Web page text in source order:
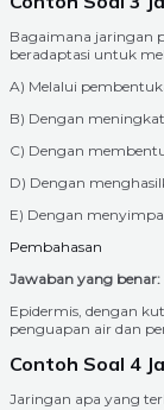
Bagaimana jaringan
beradaptasi untuk
A) Melalui
B) Dengan
C) Dengan
D) Dengan
E) Dengan
Pembahasan
Jawaban yang benar:
Epidermis, dengan
penguapan air dan
Contoh Soal 4
Jaringan apa yang